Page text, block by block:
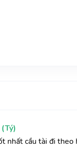
nhất cầu tài đi